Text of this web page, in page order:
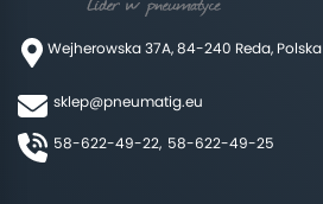
Wejherowska 37A, 84-240 Reda, Polska
sklep@pneumatig.eu
58-622-49-22, 58-622-49-25